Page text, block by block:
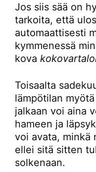
Jos siis sää on
tarkoita, että
automaattisesti
kymmenessä
kova
Toisaalta
lämpötilan
jalkaan voi aina
hameen ja
voi avata, minkä
ellei sitä sitten
solkenaan.